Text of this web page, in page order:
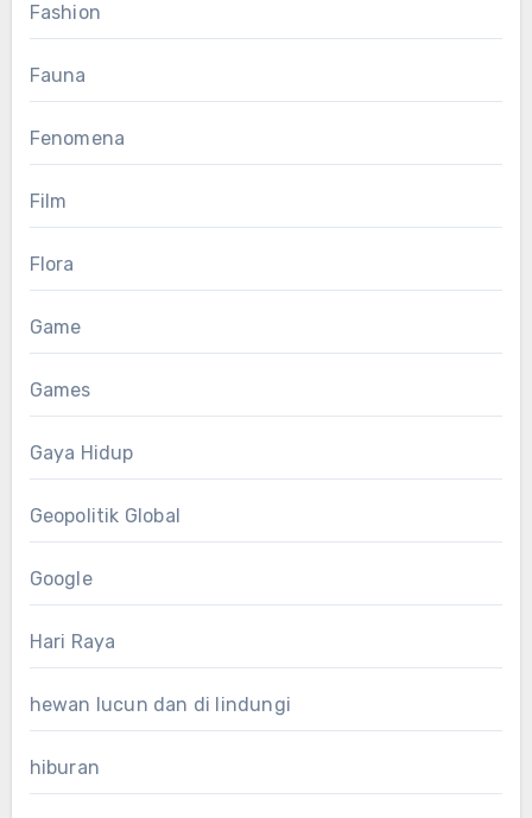
Fashion
Fauna
Fenomena
Film
Flora
Game
Games
Gaya Hidup
Geopolitik Global
Google
Hari Raya
hewan lucun dan di lindungi
hiburan